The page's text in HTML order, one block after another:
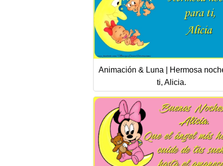
Animación & Luna | Hermosa
ti, Alicia.